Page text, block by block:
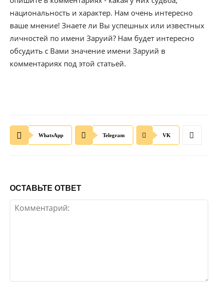
национальность и характер. Нам очень интересно
ваше мнение! Знаете ли Вы успешных или известных
личностей по имени Заруий? Нам будет интересно
обсудить с Вами значение имени Заруий в
комментариях под этой статьей.
WhatsApp Telegram VK
ОСТАВЬТЕ ОТВЕТ